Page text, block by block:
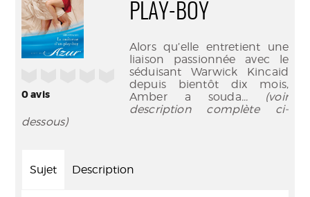
0avis
PLAY-BOY
Alors qu’elle entretient une
liaison passionnée avec le
séduisant Warwick Kincaid
depuis bientôt dix mois,
Amber a souda... (voir
description complète ci-
dessous)
Sujet Description